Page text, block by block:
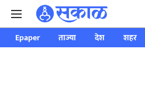
Epaper ताज्या देश शहर